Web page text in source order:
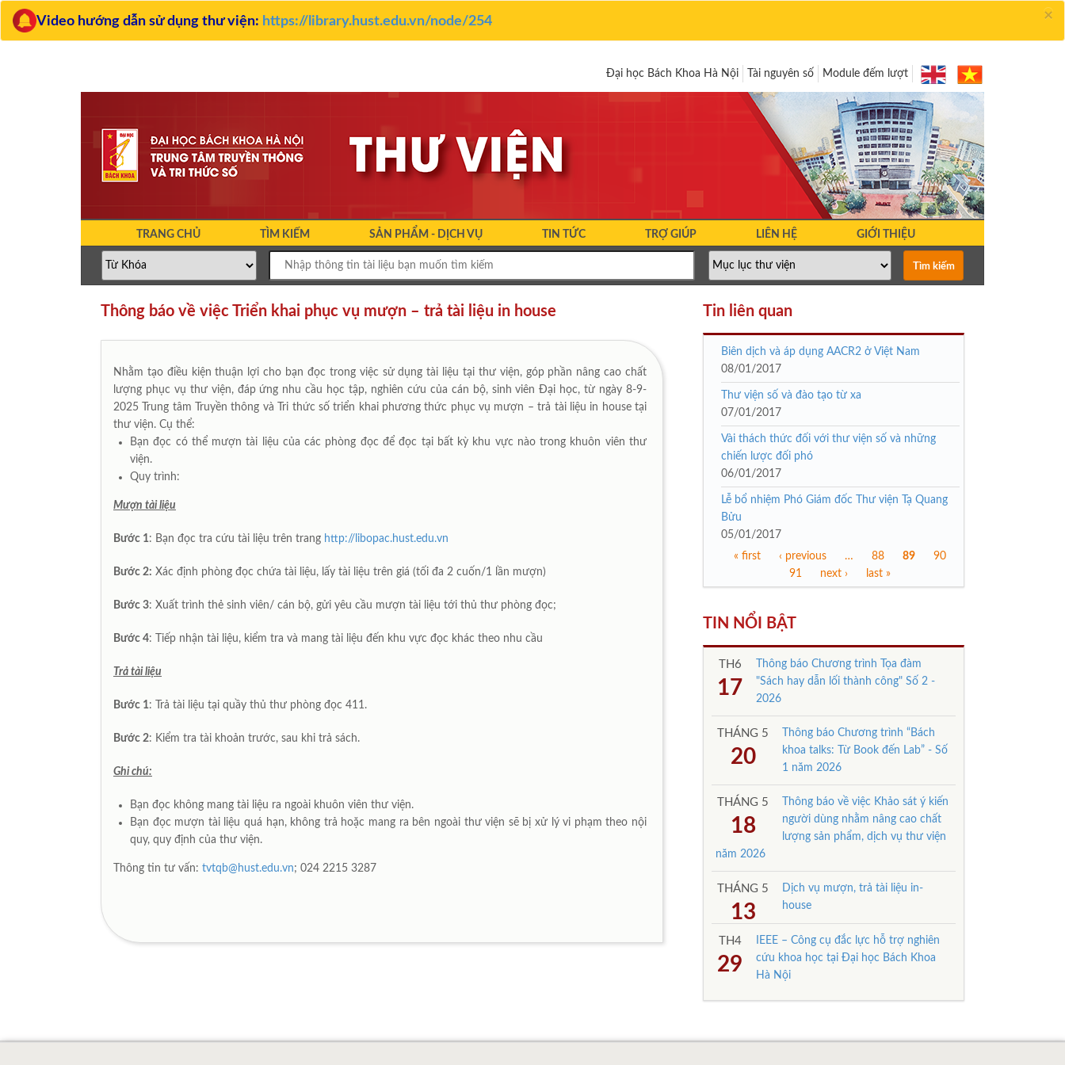
×
Video hướng dẫn sử dụng thư viện: https://library.hust.edu.vn/node/254
Module đếm lượt
Tài nguyên số
Đại học Bách Khoa Hà Nội
TRANG CHỦ TÌM KIẾM SẢN PHẨM - DỊCH VỤ TIN TỨC TRỢ GIÚP LIÊN HỆ GIỚI THIỆU
Thông báo về việc Triển khai phục vụ mượn – trả tài liệu in house
Nhằm tạo điều kiện thuận lợi cho bạn đọc trong việc sử dụng tài liệu tại thư viện, góp phần nâng cao chất
lượng phục vụ thư viện, đáp ứng nhu cầu học tập, nghiên cứu của cán bộ, sinh viên Đại học, từ ngày 8-9-
2025 Trung tâm Truyền thông và Tri thức số triển khai phương thức phục vụ mượn – trả tài liệu in house tại
thư viện. Cụ thể:
Bạn đọc có thể mượn tài liệu của các phòng đọc để đọc tại bất kỳ khu vực nào trong khuôn viên thư
viện.
Quy trình:
Mượn tài liệu
Bước 1: Bạn đọc tra cứu tài liệu trên trang http://libopac.hust.edu.vn
Bước 2: Xác định phòng đọc chứa tài liệu, lấy tài liệu trên giá (tối đa 2 cuốn/1 lần mượn)
Bước 3: Xuất trình thẻ sinh viên/ cán bộ, gửi yêu cầu mượn tài liệu tới thủ thư phòng đọc;
Bước 4: Tiếp nhận tài liệu, kiểm tra và mang tài liệu đến khu vực đọc khác theo nhu cầu
Trả tài liệu
Bước 1: Trả tài liệu tại quầy thủ thư phòng đọc 411.
Bước 2: Kiểm tra tài khoản trước, sau khi trả sách.
Ghi chú:
Bạn đọc không mang tài liệu ra ngoài khuôn viên thư viện.
Bạn đọc mượn tài liệu quá hạn, không trả hoặc mang ra bên ngoài thư viện sẽ bị xử lý vi phạm theo nội
quy, quy định của thư viện.
Thông tin tư vấn: tvtqb@hust.edu.vn; 024 2215 3287
Tin liên quan
Biên dịch và áp dụng AACR2 ở Việt Nam
08/01/2017
Th­ư viện số và đào tạo từ xa
07/01/2017
Vài thách thức đối với thư viện số và những
chiến lược đối phó
06/01/2017
Lễ bổ nhiệm Phó Giám đốc Thư viện Tạ Quang
Bửu
05/01/2017
Trang« first ‹ previous … 88 89
90
91
next › last »
TIN NỔI BẬT
TH6
17
Thông báo Chương trình Tọa đàm
"Sách hay dẫn lối thành công" Số 2 -
2026
THÁNG 5
20
Thông báo Chương trình “Bách
khoa talks: Từ Book đến Lab” - Số
1 năm 2026
THÁNG 5
18
Thông báo về việc Khảo sát ý kiến
người dùng nhằm nâng cao chất
lượng sản phẩm, dịch vụ thư viện
năm 2026
THÁNG 5
13
Dịch vụ mượn, trả tài liệu in-
house
TH4
29
IEEE – Công cụ đắc lực hỗ trợ nghiên
cứu khoa học tại Đại học Bách Khoa
Hà Nội